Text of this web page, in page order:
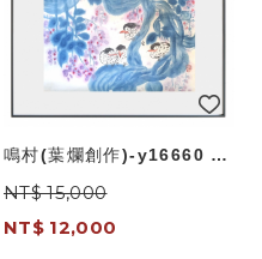
鳴村(葉爛創作)-y16660 畫
作系列-國畫
NT$ 15,000
NT$ 12,000